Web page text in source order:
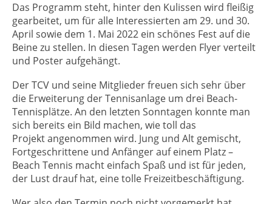
Das Programm steht, hinter den Kulissen wird fleißig
gearbeitet, um für alle Interessierten am 29. und 30.
April sowie dem 1. Mai 2022 ein schönes Fest auf die
Beine zu stellen. In diesen Tagen werden Flyer verteilt
und Poster aufgehängt.
Der TCV und seine Mitglieder freuen sich sehr über
die Erweiterung der Tennisanlage um drei Beach-
Tennisplätze. An den letzten Sonntagen konnte man
sich bereits ein Bild machen, wie toll das
Projekt angenommen wird. Jung und Alt gemischt,
Fortgeschrittene und Anfänger auf einem Platz –
Beach Tennis macht einfach Spaß und ist für jeden,
der Lust drauf hat, eine tolle Freizeitbeschäftigung.